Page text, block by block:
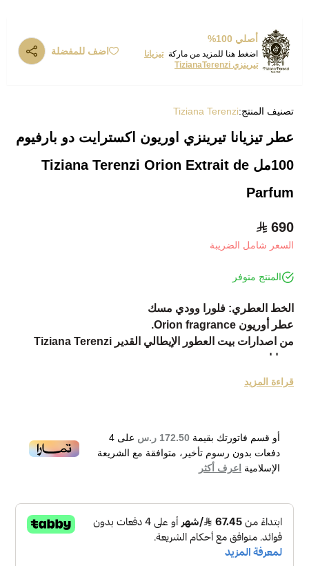
أصلي 100%
اضغط هنا للمزيد من ماركة تيزيانا
تيرينزي TizianaTerenzi
اضف للمفضلة
تصنيف المنتج:Tiziana Terenzi
عطر تيزيانا تيرينزي اوريون اكسترايت دو بارفيوم
100مل Tiziana Terenzi Orion Extrait de
Parfum
690
السعر شامل الضريبة
المنتج متوفر
الخط العطري: فلورا وودي مسك
عطر أوريون Orion fragrance.
من اصدارات بيت العطور الإيطالي القدير Tiziana Terenzi
تيزيانا تيرينزي.
عطر Orion أنيق بعبير زهري خشبي بالمسك لكلا الجنسين.
انطلق العطر في عام 2015.
الاحمر.
ويتبعها قلب التكوين برفقة الزعتر، الياسمين، خشب البتولا
والباتشولي.
العنبر والبخور.
يحمل العطر بصمة الخبير Paolo Terenzi.
فيه شبه من عطر كريد افنتوس الشهير بالباتش الدخاني
Tiziana Terenzi Orion Extrait de Parfum 100ml
قراءة المزيد
أو قسم فاتورتك بقيمة 172.50 ر.س على 4
دفعات بدون رسوم تأخير، متوافقة مع الشريعة
الإسلامية اعرف أكثر